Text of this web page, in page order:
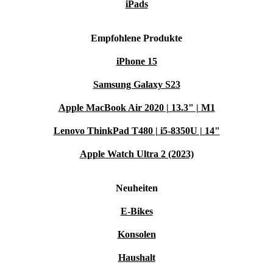
iPads
Empfohlene Produkte
iPhone 15
Samsung Galaxy S23
Apple MacBook Air 2020 | 13.3" | M1
Lenovo ThinkPad T480 | i5-8350U | 14"
Apple Watch Ultra 2 (2023)
Neuheiten
E-Bikes
Konsolen
Haushalt